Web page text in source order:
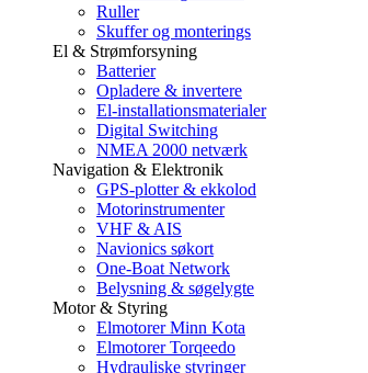
Ruller
Skuffer og monterings
El & Strømforsyning
Batterier
Opladere & invertere
El-installationsmaterialer
Digital Switching
NMEA 2000 netværk
Navigation & Elektronik
GPS-plotter & ekkolod
Motorinstrumenter
VHF & AIS
Navionics søkort
One-Boat Network
Belysning & søgelygte
Motor & Styring
Elmotorer Minn Kota
Elmotorer Torqeedo
Hydrauliske styringer